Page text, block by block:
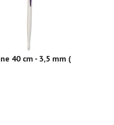
40 cm - 3,5 mm (